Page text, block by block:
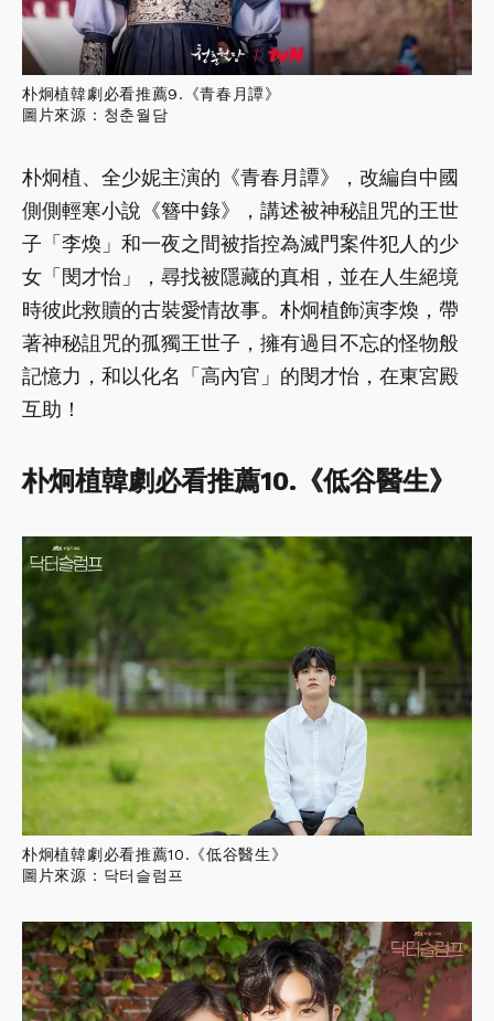
朴炯植韓劇必看推薦9.《青春月譚》
圖片來源：청춘월담
朴炯植、全少妮主演的《青春月譚》，改編自中國
側側輕寒小說《簪中錄》，講述被神秘詛咒的王世
子「李煥」和一夜之間被指控為滅門案件犯人的少
女「閔才怡」，尋找被隱藏的真相，並在人生絕境
時彼此救贖的古裝愛情故事。朴炯植飾演李煥，帶
著神秘詛咒的孤獨王世子，擁有過目不忘的怪物般
記憶力，和以化名「高內官」的閔才怡，在東宮殿
互助！
朴炯植韓劇必看推薦10.《低谷醫生》
朴炯植韓劇必看推薦10.《低谷醫生》
圖片來源：닥터슬럼프